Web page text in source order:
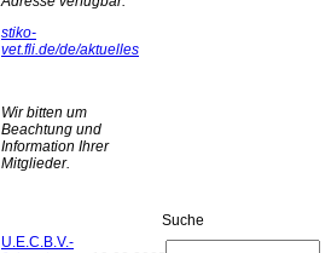
stiko-
vet.fli.de/de/aktuelles
Wir bitten um
Beachtung und
Information Ihrer
Mitglieder.
U.E.C.B.V.-
Suche